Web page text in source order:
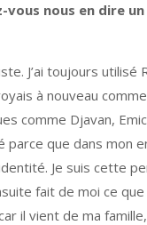
nous en dire
J’ai toujours utilisé
à nouveau comme
comme Djavan,
que dans mon
Je suis cette
fait de moi ce
il vient de ma